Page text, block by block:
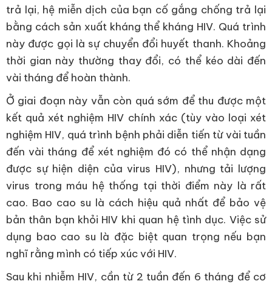
trả lại, hệ miễn dịch của bạn cố gắng chống trả lại
bằng cách sản xuất kháng thể kháng HIV. Quá trình
này được gọi là sự chuyển đổi huyết thanh. Khoảng
thời gian này thường thay đổi, có thể kéo dài đến
vài tháng để hoàn thành.
Ở giai đoạn này vẫn còn quá sớm để thu được một
kết quả xét nghiệm HIV chính xác (tùy vào loại xét
nghiệm HIV, quá trình bệnh phải diễn tiến từ vài tuần
đến vài tháng để xét nghiệm đó có thể nhận dạng
được sự hiện diện của virus HIV), nhưng tải lượng
virus trong máu hệ thống tại thời điểm này là rất
cao. Bao cao su là cách hiệu quả nhất để bảo vệ
bản thân bạn khỏi HIV khi quan hệ tình dục. Việc sử
dụng bao cao su là đặc biệt quan trọng nếu bạn
nghĩ rằng mình có tiếp xúc với HIV.
Sau khi nhiễm HIV, cần từ 2 tuần đến 6 tháng để cơ